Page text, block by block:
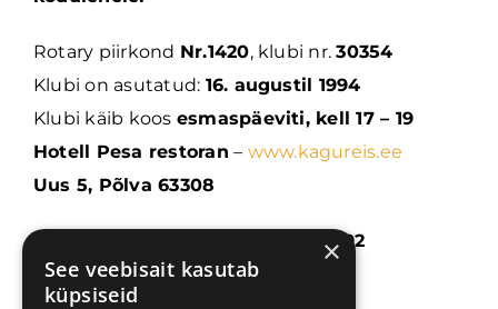
Rotary piirkond Nr.1420, klubi nr.30354
Klubi on asutatud: 16. augustil 1994
Klubi käib koos esmaspäeviti, kell 17 – 19
Hotell Pesa restoran – www.kagureis.ee
Uus 5, Põlva 63308
Swedbank: EE552200001120255792
Põlva Rotary Klubi MTÜ
×
See veebisait kasutab
küpsiseid